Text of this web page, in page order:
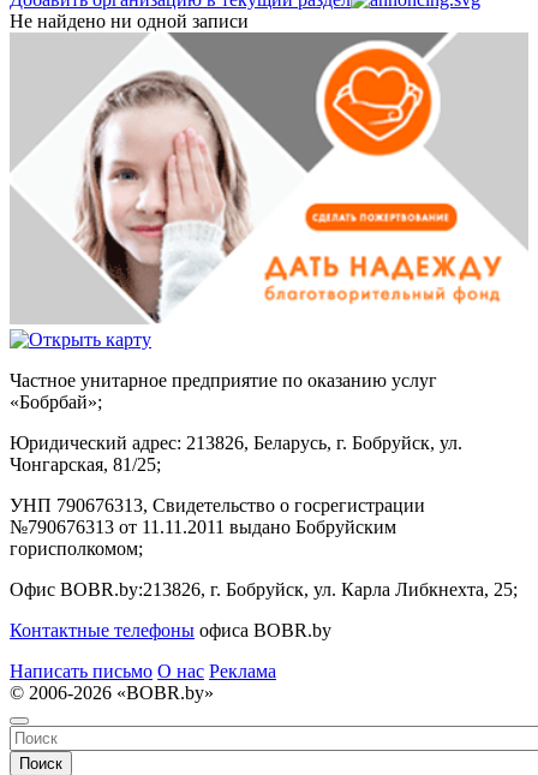
Не найдено ни одной записи
Частное унитарное предприятие по оказанию услуг
«Бобрбай»;
Юридический адрес: 213826, Беларусь, г. Бобруйск, ул.
Чонгарская, 81/25;
УНП 790676313, Свидетельство о госрегистрации
№790676313 от 11.11.2011 выдано Бобруйским
горисполкомом;
Офис BOBR.by:213826, г. Бобруйск, ул. Карла Либкнехта, 25;
Контактные телефоны офиса BOBR.by
Написать письмо О нас Реклама
© 2006-2026 «BOBR.by»
Поиск